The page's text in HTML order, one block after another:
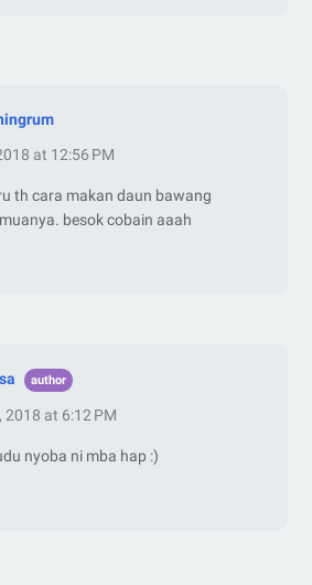
at 12:56 PM
th cara makan daun bawang
besok cobain aaah
2018 at 6:12 PM
nyoba ni mba hap :)